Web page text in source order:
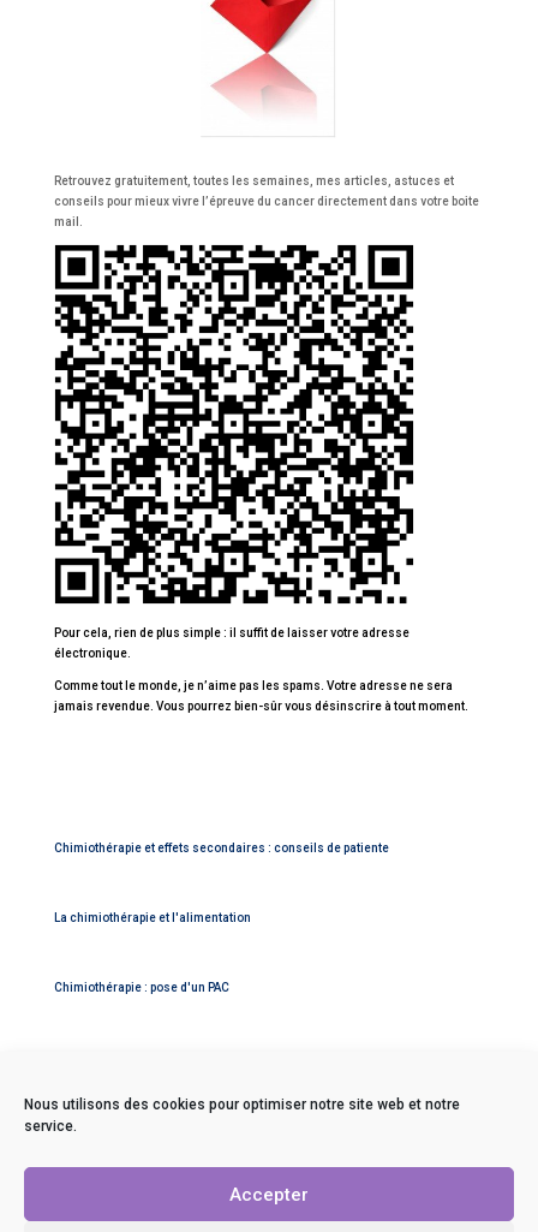
Nous utilisons des cookies pour optimiser notre site web et notre
service.
Accepter
Retrouvez gratuitement, toutes les semaines, mes articles, astuces et
conseils pour mieux vivre l’épreuve du cancer directement dans votre boite
mail.
Pour cela, rien de plus simple : il suffit de laisser votre adresse
électronique.
Comme tout le monde, je n’aime pas les spams. Votre adresse ne sera
jamais revendue. Vous pourrez bien-sûr vous désinscrire à tout moment.
Chimiothérapie et effets secondaires : conseils de patiente
La chimiothérapie et l'alimentation
Chimiothérapie : pose d'un PAC
Politique de confidentialité C.G.V.